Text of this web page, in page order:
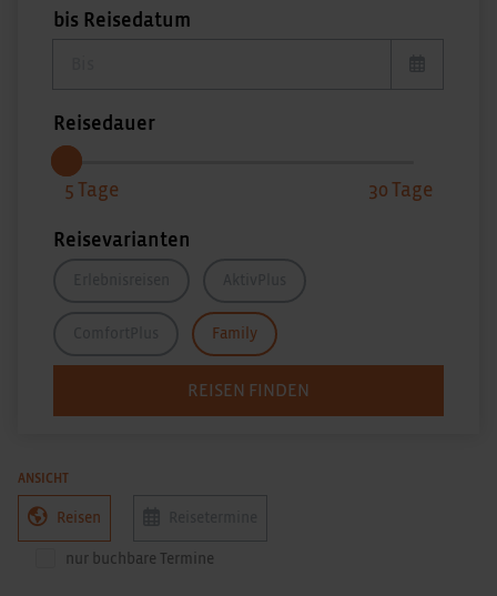
bis Reisedatum
Reisedauer
5 30
Reisevarianten
Family
REISEN FINDEN
ANSICHT
Reisen
nur buchbare Termine